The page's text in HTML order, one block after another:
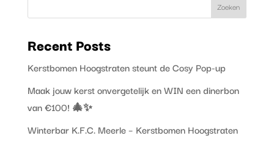
Zoeken
Recent Posts
Kerstbomen Hoogstraten steunt de Cosy Pop-up
Maak jouw kerst onvergetelijk en WIN een dinerbon
van €100! 🎄✨
Winterbar K.F.C. Meerle – Kerstbomen Hoogstraten